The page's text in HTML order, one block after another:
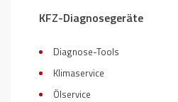
KFZ-Diagnosegeräte
Diagnose-Tools
Klimaservice
Ölservice